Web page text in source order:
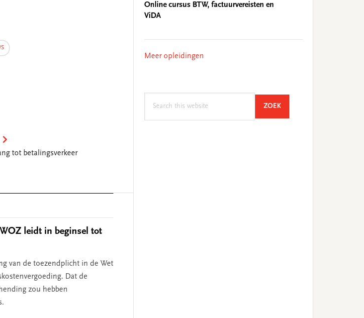
tot betalingsverkeer
leidt in beginsel tot
van de toezendplicht in de Wet
Dat de
zou hebben
Online cursus BTW, factuurvereisten en
ViDA
Meer opleidingen
ZOEKSEARCH